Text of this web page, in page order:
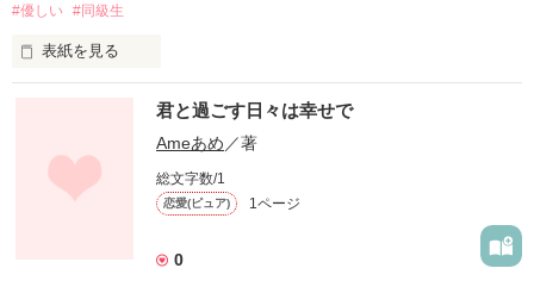
#優しい #同級生
表紙を見る
いつでも、彼氏を信じます
これからも一緒にいようね
どんな困難があろうとしても、
篠崎 ももこ(16)   ×   中村 健人(16)
君と過ごす日々は幸せで
Ameあめ ／著
総文字数/1
恋愛(ピュア) 1ページ
0